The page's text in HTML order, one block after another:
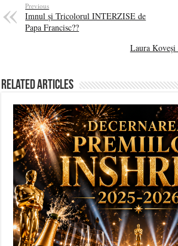
Previous
Imnul și Tricolorul INTERZISE de
Papa Francisc??
Laura Koveși
Related Articles